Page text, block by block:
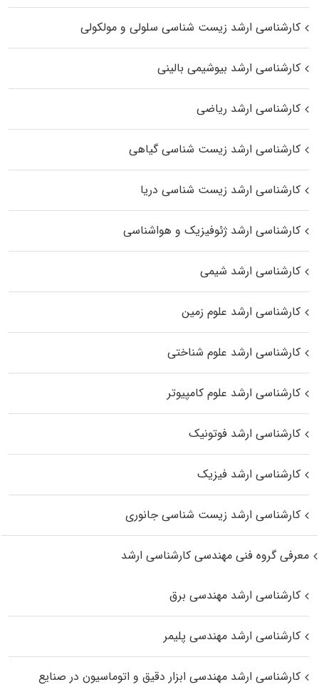
کارشناسی ارشد زیست شناسی سلولی و مولکولی
کارشناسی ارشد بیوشیمی بالینی
کارشناسی ارشد ریاضی
کارشناسی ارشد زیست‌ شناسی گیاهی
کارشناسی ارشد زیست‌ شناسی دریا
کارشناسی ارشد ژئوفیزیک و هواشناسی
کارشناسی ارشد شیمی
کارشناسی ارشد علوم زمین
کارشناسی ارشد علوم شناختی
کارشناسی ارشد علوم کامپیوتر
کارشناسی ارشد فوتونیک
کارشناسی ارشد فیزیک
کارشناسی ارشد زیست‌ شناسی جانوری
معرفی گروه فنی مهندسی کارشناسی ارشد
کارشناسی ارشد مهندسی برق
کارشناسی ارشد مهندسی پلیمر
کارشناسی ارشد مهندسی ابزار دقیق و اتوماسیون در صنایع